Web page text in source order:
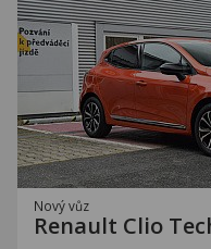
Nový vůz
Renault Clio